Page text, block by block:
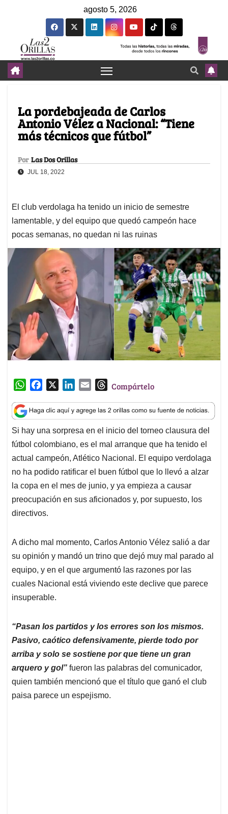
agosto 5, 2026
La pordebajeada de Carlos
Antonio Vélez a Nacional: “Tiene
más técnicos que fútbol”
Por Las Dos Orillas
JUL 18, 2022
El club verdolaga ha tenido un inicio de semestre
lamentable, y del equipo que quedó campeón hace
pocas semanas, no quedan ni las ruinas
W
a
t
s
A
p
p
c
e
b
o
o
k
n
k
e
d
I
n
a
i
l
T
r
e
a
d
s
Compártelo
Si hay una sorpresa en el inicio del torneo clausura del
fútbol colombiano, es el mal arranque que ha tenido el
actual campeón, Atlético Nacional. El equipo verdolaga
no ha podido ratificar el buen fútbol que lo llevó a alzar
la copa en el mes de junio, y ya empieza a causar
preocupación en sus aficionados y, por supuesto, los
directivos.
A dicho mal momento, Carlos Antonio Vélez salió a dar
su opinión y mandó un trino que dejó muy mal parado al
equipo, y en el que argumentó las razones por las
cuales Nacional está viviendo este declive que parece
insuperable.
“Pasan los partidos y los errores son los mismos.
Pasivo, caótico defensivamente, pierde todo por
arriba y solo se sostiene por que tiene un gran
arquero y gol” fueron las palabras del comunicador,
quien también mencionó que el título que ganó el club
paisa parece un espejismo.